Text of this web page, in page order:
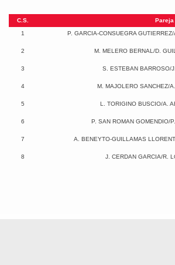
C.S.
Pareja
1
P. GARCIA-CONSUEGRA
2 M. MELERO BERNAL/D.
3 S. ESTEBAN BARROSO/
4 M. MAJOLERO SANCHEZ/
5 L. TORIGINO BUSCIO/A.
6 P. SAN ROMAN GOMENDIO/
7 A. BENEYTO-GUILLAMAS
8 J. CERDAN GARCIA/R.